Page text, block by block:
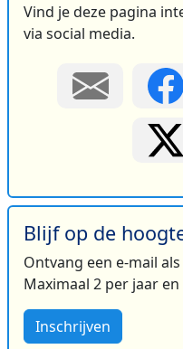
Vind je deze pagina
via social media.
Blijf op de
Ontvang een e-mail
Maximaal 2 per jaar
Inschrijven